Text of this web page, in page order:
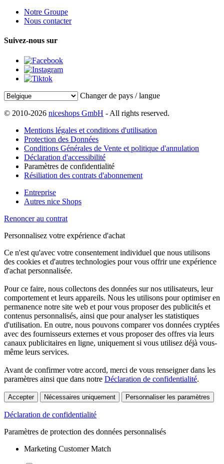
Notre Groupe
Nous contacter
Suivez-nous sur
Changer de pays / langue
© 2010-2026 niceshops GmbH - All rights reserved.
Mentions légales et conditions d'utilisation
Protection des Données
Conditions Générales de Vente et politique d'annulation
Déclaration d'accessibilité
Paramètres de confidentialité
Résiliation des contrats d'abonnement
Entreprise
Autres nice Shops
Renoncer au contrat
Personnalisez votre expérience d'achat
Ce n'est qu'avec votre consentement individuel que nous utilisons
des cookies et d'autres technologies pour vous offrir une expérience
d'achat personnalisée.
Pour ce faire, nous collectons des données sur nos utilisateurs, leur
comportement et leurs appareils. Nous les utilisons pour optimiser en
permanence notre site web et pour vous proposer des publicités et
contenus personnalisés, ainsi que pour analyser les statistiques
d'utilisation. En outre, nous pouvons comparer vos données cryptées
avec des fournisseurs externes et vous proposer des offres via leurs
canaux publicitaires en ligne, uniquement si vous utilisez déjà vous-
même leurs services.
Avant de confirmer votre accord, merci de vous renseigner dans les
paramètres ainsi que dans notre Déclaration de confidentialité.
Accepter Nécessaires uniquement Personnaliser les paramètres
Déclaration de confidentialité
Paramètres de protection des données personnalisés
Marketing Customer Match